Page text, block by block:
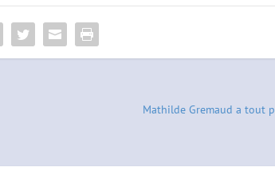
Mathilde Gremaud a tout